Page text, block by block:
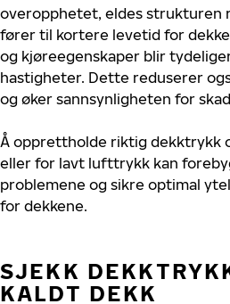
overopphetet, eldes strukturen
fører til kortere levetid for
og kjøreegenskaper blir
hastigheter. Dette reduserer
og øker sannsynligheten for
Å opprettholde riktig dekktrykk
eller for lavt lufttrykk kan
problemene og sikre optimal
for dekkene.
SJEKK
KALDT DEKK